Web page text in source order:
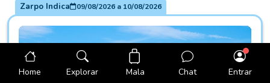
Zarpo Indica 09/08/2026a 10/08/2026
Home Explorar Mala Chat Entrar